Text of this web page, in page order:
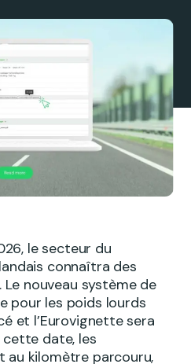
le secteur du
connaîtra des
nouveau système de
pour les poids lourds
et l’Eurovignette sera
date, les
kilomètre parcouru,